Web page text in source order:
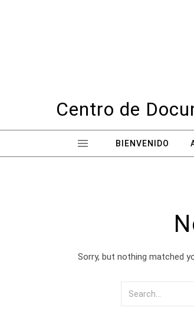
Centro de
BIENVENIDO
Sorry, but nothing matched